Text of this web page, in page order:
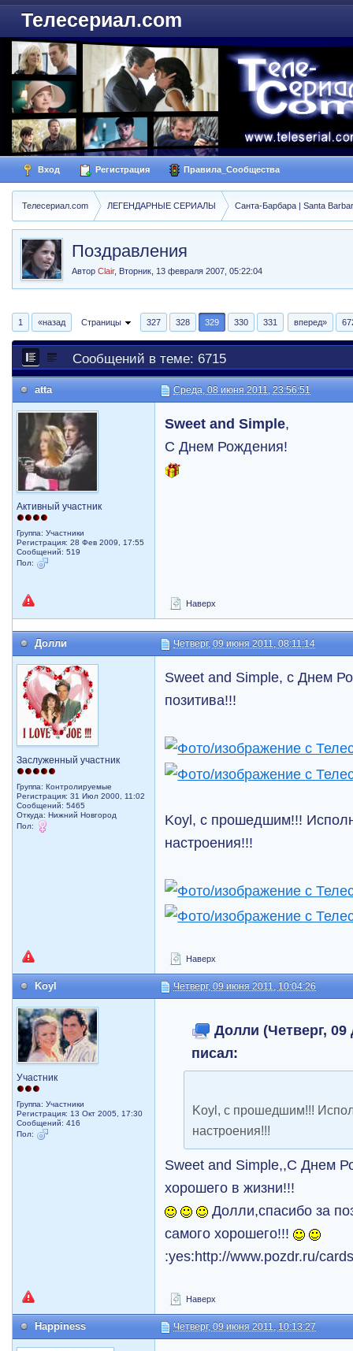
Телесериал.com
Вход Регистрация Правила_Сообщества
Телесериал.com ЛЕГЕНДАРНЫЕ СЕРИАЛЫ Санта-Барбара | Santa
Поздравления
АвторClair, Вторник, 13 февраля 2007, 05:22:04
1 «назад Страницы 327 328 329 330 331 вперед»
Сообщений в теме: 6715
atta Среда, 08 июня 2011, 23:56:51
Активный участник
Группа: Участники
Регистрация: 28 Фев 2009, 17:55
Сообщений: 519
Пол:
Sweet and Simple,
С Днем Рождения!
Наверх
Долли Четверг, 09 июня 2011, 08:11:14
Заслуженный участник
Группа: Контролируемые
Регистрация: 31 Июл 2000, 11:02
Сообщений: 5465
Откуда: Нижний Новгород
Пол:
Sweet and Simple, с Днем
позитива!!!
Koyl, с прошедшим!!!
настроения!!!
Наверх
Koyl Четверг, 09 июня 2011, 10:04:26
Участник
Группа: Участники
Регистрация: 13 Окт 2005, 17:30
Сообщений: 416
Пол:
Долли (Четверг, 09
писал:
Koyl, с прошедшим!!!
настроения!!!
Sweet and Simple,,С Днем
хорошего в жизни!!!
Долли,спасибо за
самого хорошего!!!
:yes:http://www.pozdr.ru/
Наверх
Happiness Четверг, 09 июня 2011, 10:13:27